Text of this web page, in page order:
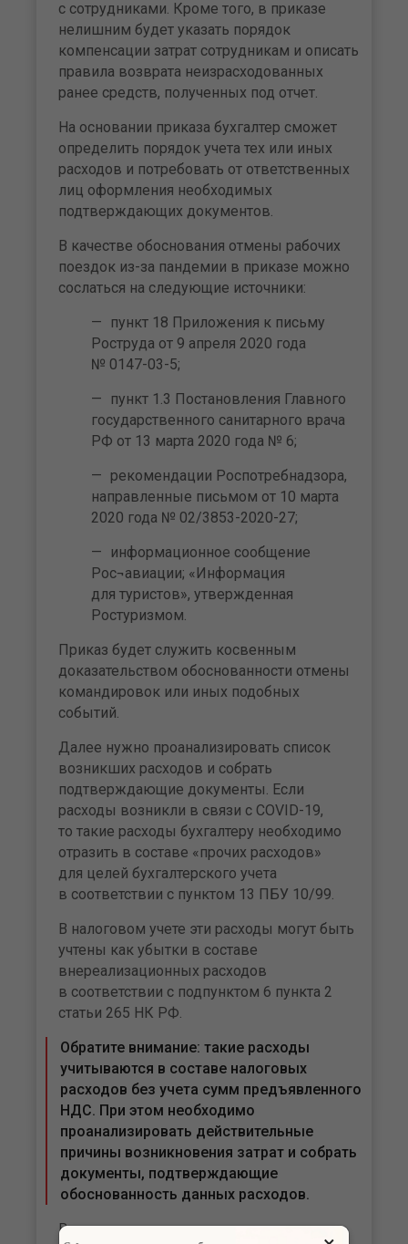
с сотрудниками. Кроме того, в приказе
нелишним будет указать порядок
компенсации затрат сотрудникам и описать
правила возврата неизрасходованных
ранее средств, полученных под отчет.
На основании приказа бухгалтер сможет
определить порядок учета тех или иных
расходов и потребовать от ответственных
лиц оформления необходимых
подтверждающих документов.
В качестве обоснования отмены рабочих
поездок из-за пандемии в приказе можно
сослаться на следующие источники:
пункт 18 Приложения к письму
Роструда от 9 апреля 2020 года
№ 0147-03-5;
пункт 1.3 Постановления Главного
государственного санитарного врача
РФ от 13 марта 2020 года № 6;
рекомендации Роспотребнадзора,
направленные письмом от 10 марта
2020 года № 02/3853-2020-27;
информационное сообщение
Рос¬авиации; «Информация
для туристов», утвержденная
Ростуризмом.
Приказ будет служить косвенным
доказательством обоснованности отмены
командировок или иных подобных
событий.
Далее нужно проанализировать список
возникших расходов и собрать
подтверждающие документы. Если
расходы возникли в связи с COVID-19,
то такие расходы бухгалтеру необходимо
отразить в составе «прочих расходов»
для целей бухгалтерского учета
в соответствии с пунктом 13 ПБУ 10/99.
В налоговом учете эти расходы могут быть
учтены как убытки в составе
внереализационных расходов
в соответствии с подпунктом 6 пункта 2
статьи 265 НК РФ.
Обратите внимание: такие расходы
учитываются в составе налоговых
расходов без учета сумм предъявленного
НДС. При этом необходимо
проанализировать действительные
причины возникновения затрат и собрать
документы, подтверждающие
обоснованность данных расходов.
В случае отмены командировки могут